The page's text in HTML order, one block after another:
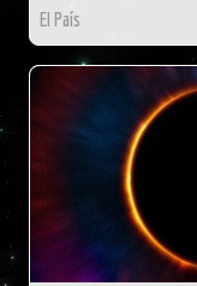
El País